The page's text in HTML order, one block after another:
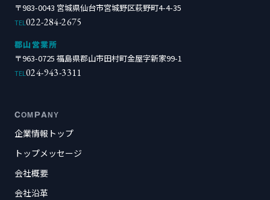
〒983-0043 宮城県仙台市宮城野区萩野町4-4-35
TEL 022-284-2675
郡山営業所
〒963-0725 福島県郡山市田村町金屋字新家99-1
TEL 024-943-3311
COMPANY
企業情報トップ
トップメッセージ
会社概要
会社沿革